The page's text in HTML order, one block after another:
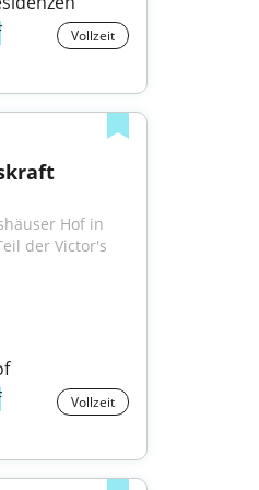
Vollzeit
Hof in
der Victor's
Vollzeit